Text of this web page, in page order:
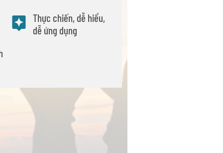
Thực chiến, dễ hiểu,
dễ ứng dụng